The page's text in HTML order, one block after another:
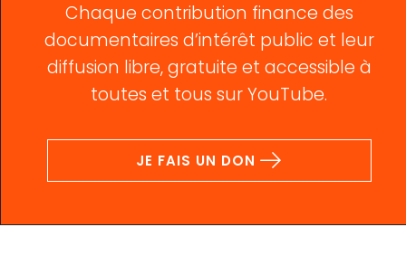
Chaque contribution finance des
documentaires d’intérêt public et leur
diffusion libre, gratuite et accessible à
toutes et tous sur YouTube.
JE FAIS UN DON